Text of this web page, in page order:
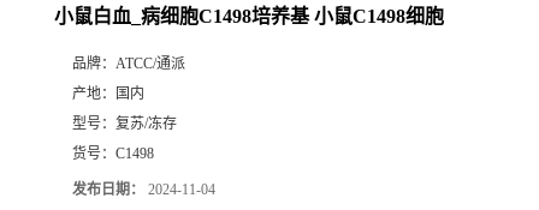
小鼠白血_病细胞C1498培养基 小鼠C1498细胞
品牌： ATCC/通派
产地：
国内
型号： 复苏/冻存
货号： C1498
发布日期： 2024-11-04